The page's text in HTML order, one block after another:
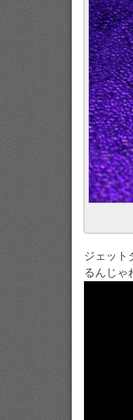
ジェット
るんじゃ